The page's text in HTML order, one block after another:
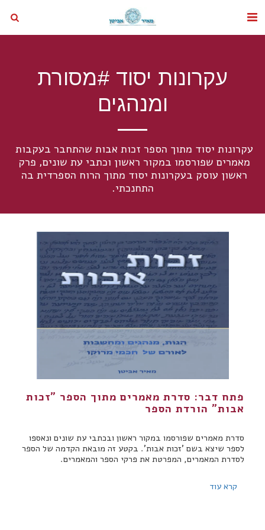
עקרונות יסוד #מסורת
ומנהגים
התחנכתי.
פתח דבר: סדרת מאמרים מתוך הספר "זכות
אבות" הורדת הספר
סדרת מאמרים שפורסמו במקור ראשון ובכתבי עת שונים ונאספו
לספר שיצא בשם 'זכות אבות'. בקטע זה מובאת הקדמה של הספר
לסדרת המאמרים, המפרטת את פרקי הספר והמאמרים.
קרא עוד